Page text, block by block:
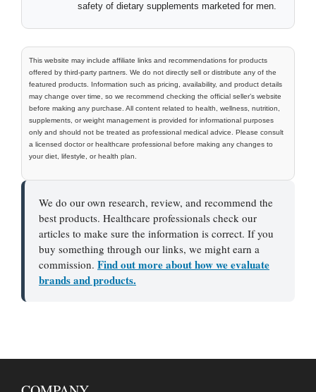
safety of dietary supplements marketed for men.
This website may include affiliate links and recommendations for products
offered by third-party partners. We do not directly sell or distribute any of the
featured products. Information such as pricing, availability, and product details
may change over time, so we recommend checking the official seller’s website
before making any purchase. All content related to health, wellness, nutrition,
supplements, or weight management is provided for informational purposes
only and should not be treated as professional medical advice. Please consult
a licensed doctor or healthcare professional before making any changes to
your diet, lifestyle, or health plan.
We do our own research, review, and recommend the
best products. Healthcare professionals check our
articles to make sure the information is correct. If you
buy something through our links, we might earn a
commission. Find out more about how we evaluate
brands and products.